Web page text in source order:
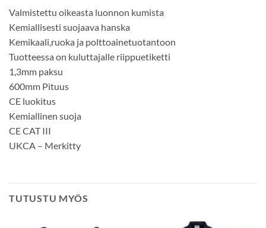
Valmistettu oikeasta luonnon kumista
Kemiallisesti suojaava hanska
Kemikaali,ruoka ja polttoainetuotantoon
Tuotteessa on kuluttajalle riippuetiketti
1,3mm paksu
600mm Pituus
CE luokitus
Kemiallinen suoja
CE CAT III
UKCA – Merkitty
TUTUSTU MYÖS